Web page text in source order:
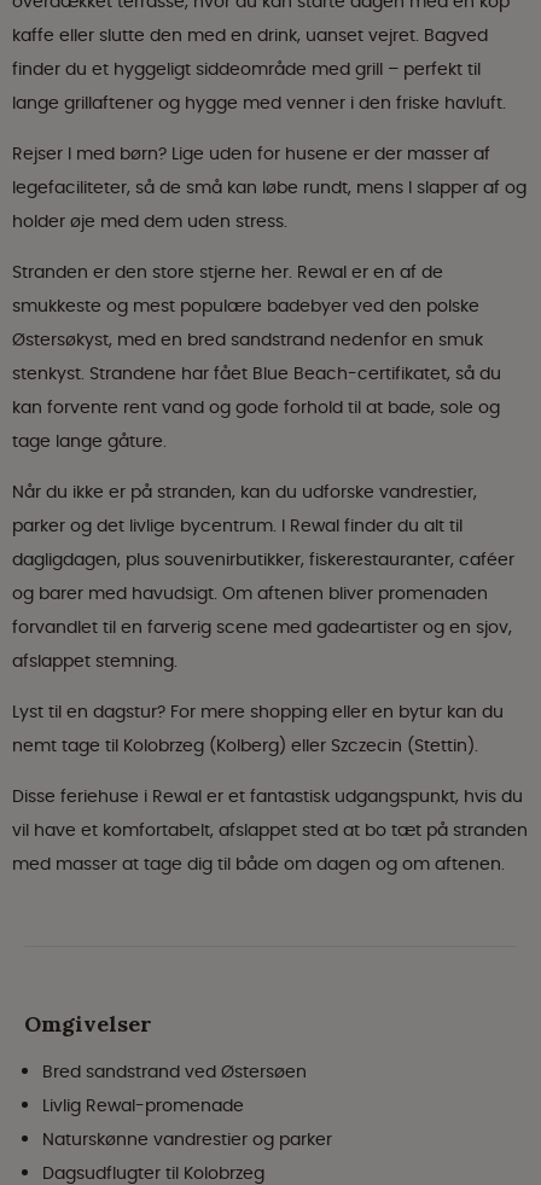
kaffe eller slutte den med en drink, uanset vejret. Bagved
finder du et hyggeligt siddeområde med grill – perfekt til
lange grillaftener og hygge med venner i den friske havluft.
Rejser I med børn? Lige uden for husene er der masser af
legefaciliteter, så de små kan løbe rundt, mens I slapper af og
holder øje med dem uden stress.
Stranden er den store stjerne her. Rewal er en af de
smukkeste og mest populære badebyer ved den polske
Østersøkyst, med en bred sandstrand nedenfor en smuk
stenkyst. Strandene har fået Blue Beach-certifikatet, så du
kan forvente rent vand og gode forhold til at bade, sole og
tage lange gåture.
Når du ikke er på stranden, kan du udforske vandrestier,
parker og det livlige bycentrum. I Rewal finder du alt til
dagligdagen, plus souvenirbutikker, fiskerestauranter, caféer
og barer med havudsigt. Om aftenen bliver promenaden
forvandlet til en farverig scene med gadeartister og en sjov,
afslappet stemning.
Lyst til en dagstur? For mere shopping eller en bytur kan du
nemt tage til Kolobrzeg (Kolberg) eller Szczecin (Stettin).
Disse feriehuse i Rewal er et fantastisk udgangspunkt, hvis du
vil have et komfortabelt, afslappet sted at bo tæt på stranden
med masser at tage dig til både om dagen og om aftenen.
Omgivelser
Bred sandstrand ved Østersøen
Livlig Rewal-promenade
Naturskønne vandrestier og parker
Dagsudflugter til Kolobrzeg